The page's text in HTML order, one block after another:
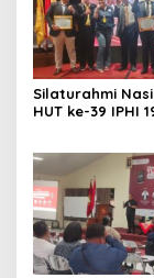
Silaturahmi
HUT ke-39 IPHI
Hukum